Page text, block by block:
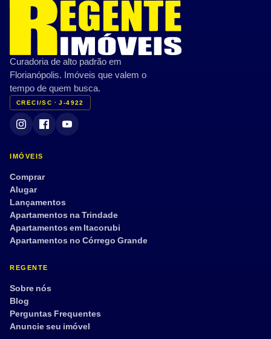
Curadoria de alto padrão em
Florianópolis. Imóveis que valem o
tempo de quem busca.
CRECI/SC · J-4922
IMÓVEIS
Comprar
Alugar
Lançamentos
Apartamentos na Trindade
Apartamentos em Itacorubi
Apartamentos no Córrego Grande
REGENTE
Sobre nós
Blog
Perguntas Frequentes
Anuncie seu imóvel